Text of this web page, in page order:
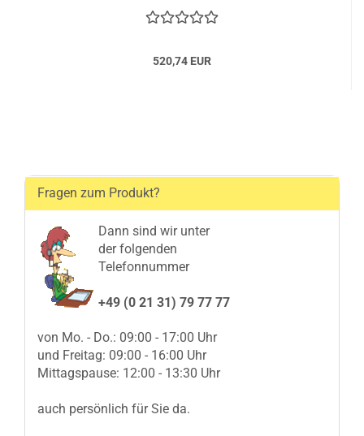
520,74 EUR
Fragen zum Produkt?
Dann sind wir unter
der folgenden
Telefonnummer
+49 (0 21 31) 79 77 77
von Mo. - Do.: 09:00 - 17:00 Uhr
und Freitag: 09:00 - 16:00 Uhr
Mittagspause: 12:00 - 13:30 Uhr
auch persönlich für Sie da.